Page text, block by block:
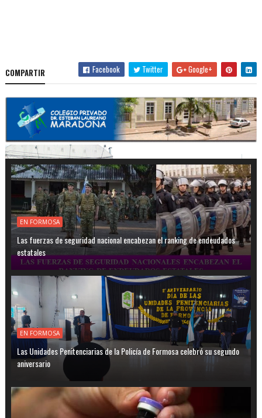
COMPARTIR Facebook Twitter Google+
EN FORMOSA
Las fuerzas de seguridad nacional encabezan el ranking de endeudados
estatales
EN FORMOSA
Las Unidades Penitenciarias de la Policía de Formosa celebró su segundo
aniversario